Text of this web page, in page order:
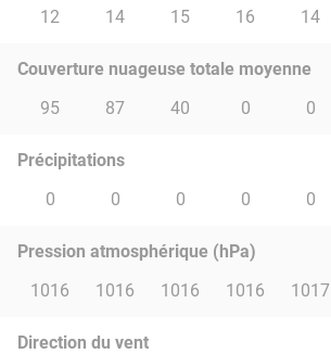
12
14 15 16 14
Couverture nuageuse totale moyenne
95
87 40 0 0
Précipitations
0
0 0 0 0
Pression atmosphérique (hPa)
1016
1016 1016 1016 1017
Direction du vent